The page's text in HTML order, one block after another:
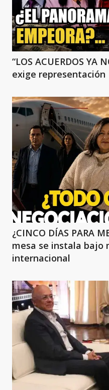
“LOS ACUERDOS YA
exige representación
¿CINCO DÍAS PARA
mesa se instala bajo
internacional